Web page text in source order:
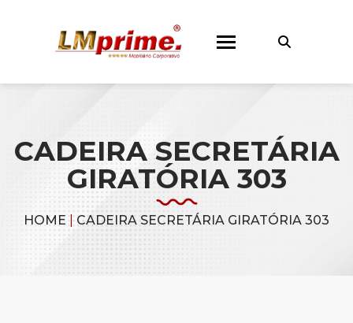
CADEIRA SECRETÁRIA
GIRATÓRIA 303
HOME | CADEIRA SECRETÁRIA GIRATÓRIA 303